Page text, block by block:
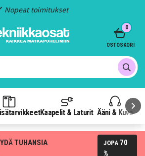
Nopeat toimitukset
Kaapelit & Laturit Ääni & Kuva
0
OSTOSKORI
TUHANSIA
JOPA 70
%